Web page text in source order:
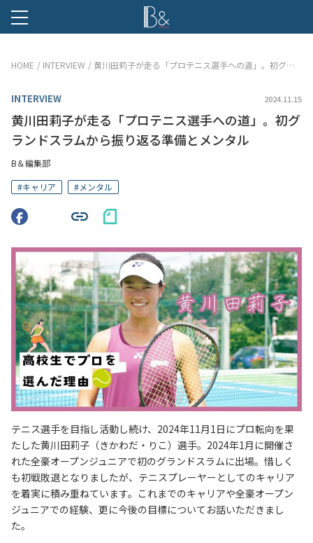
HOME INTERVIEW 黄川田莉子が走る「プロテニス選手への道」。初グランドスラムから振り返る準備とメンタル
INTERVIEW 2024.11.15
黄川田莉子が走る「プロテニス選手への道」。初グ
ランドスラムから振り返る準備とメンタル
B＆編集部
#キャリア #メンタル
テニス選手を目指し活動し続け、2024年11月1日にプロ転向を果
たした黄川田莉子（きかわだ・りこ）選手。2024年1月に開催さ
れた全豪オープンジュニアで初のグランドスラムに出場。惜しく
も初戦敗退となりましたが、テニスプレーヤーとしてのキャリア
を着実に積み重ねています。これまでのキャリアや全豪オープン
ジュニアでの経験、更に今後の目標についてお話いただきまし
た。